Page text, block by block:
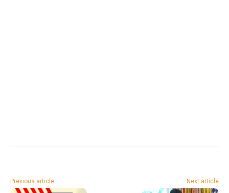
Previous article Next article